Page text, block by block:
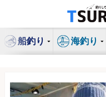
ン
船釣り 海釣り